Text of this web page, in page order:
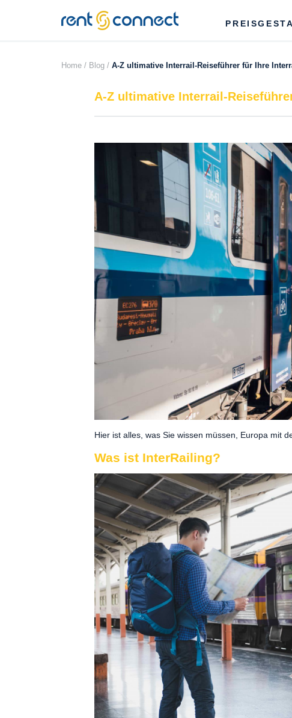
RENT'N
CONNECT
Home / Blog / A-Z ultimative Interrail-Reiseführer für Ihre
A-Z ultimative Interrail-
Hier ist alles, was Sie wissen müssen, Europa mit
Was ist InterRailing?